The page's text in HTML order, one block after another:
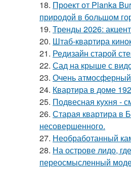
18. Проект от Planka
природой в большом
19. Тренды 2026:
20. Штаб-квартира
21. Редизайн старой
22. Сад на крыше с
23. Очень атмосферный
24. Квартира в доме
25. Подвесная кухня -
26. Старая квартира в
несовершенного.
27. Необработанный
28. На острове лидо,
переосмысленный